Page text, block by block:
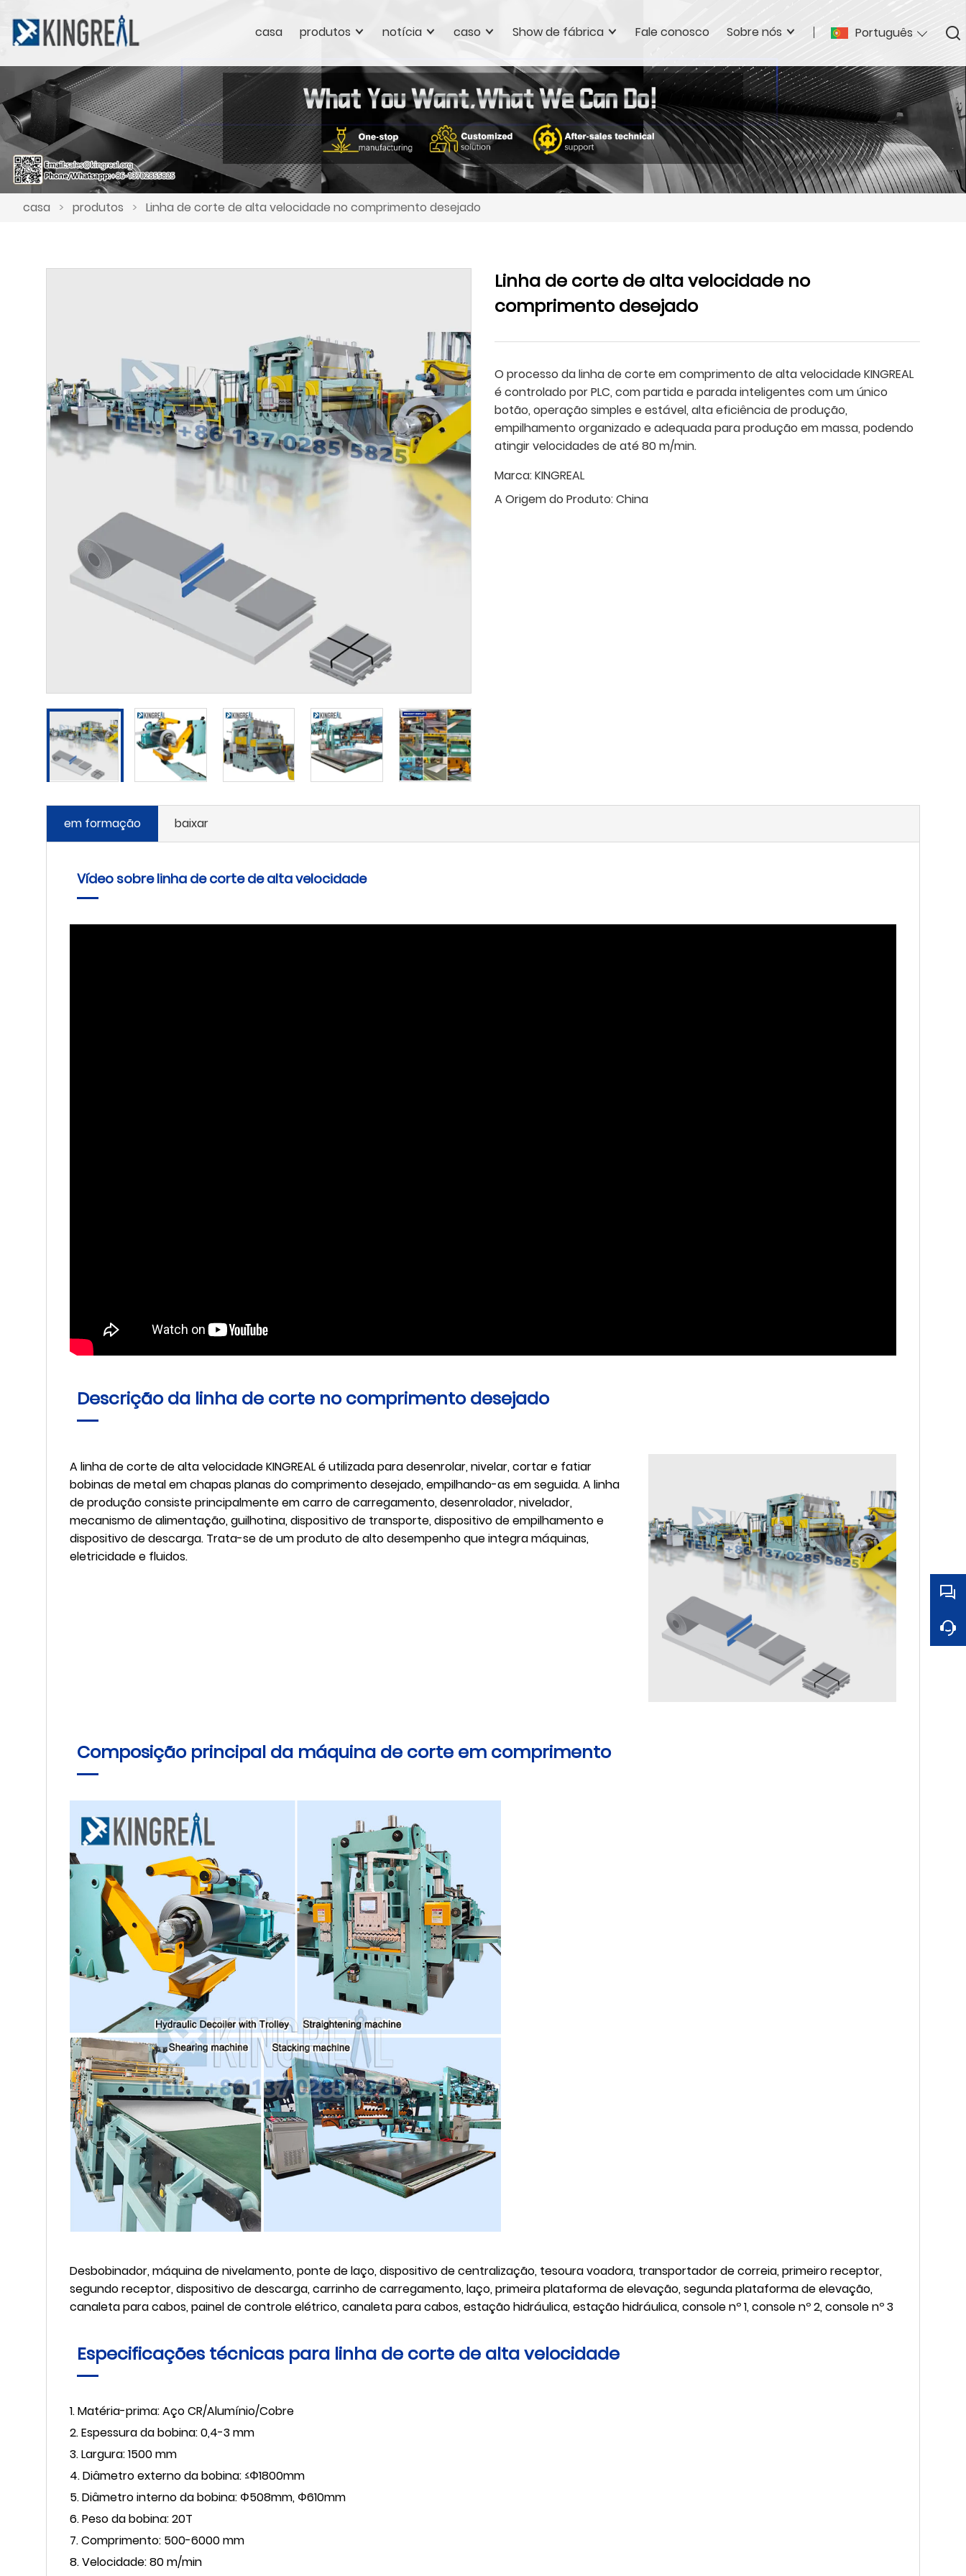
Português
casa produtos notícia caso Show de fábrica Fale conosco Sobre nós
casa > produtos > Linha de corte de alta velocidade no comprimento desejado
Linha de corte de alta velocidade no
comprimento desejado
O processo da linha de corte em comprimento de alta velocidade KINGREAL
é controlado por PLC, com partida e parada inteligentes com um único
botão, operação simples e estável, alta eficiência de produção,
empilhamento organizado e adequada para produção em massa, podendo
atingir velocidades de até 80 m/min.
Marca:KINGREAL
A Origem do Produto:China
em formação baixar
Vídeo sobre linha de corte de alta velocidade
Descrição da linha de corte no comprimento desejado
A linha de corte de alta velocidade KINGREAL é utilizada para desenrolar, nivelar, cortar e fatiar
bobinas de metal em chapas planas do comprimento desejado, empilhando-as em seguida. A linha
de produção consiste principalmente em carro de carregamento, desenrolador, nivelador,
mecanismo de alimentação, guilhotina, dispositivo de transporte, dispositivo de empilhamento e
dispositivo de descarga. Trata-se de um produto de alto desempenho que integra máquinas,
eletricidade e fluidos.
Composição principal da máquina de corte em comprimento
Desbobinador, máquina de nivelamento, ponte de laço, dispositivo de centralização, tesoura voadora, transportador de correia, primeiro receptor,
segundo receptor, dispositivo de descarga, carrinho de carregamento, laço, primeira plataforma de elevação, segunda plataforma de elevação,
canaleta para cabos, painel de controle elétrico, canaleta para cabos, estação hidráulica, estação hidráulica, console nº 1, console nº 2, console nº 3
Especificações técnicas para linha de corte de alta velocidade
1. Matéria-prima: Aço CR/Alumínio/Cobre
2. Espessura da bobina: 0,4-3 mm
3. Largura: 1500 mm
4. Diâmetro externo da bobina: ≤Φ1800mm
5. Diâmetro interno da bobina: Φ508mm, Φ610mm
6. Peso da bobina: 20T
7. Comprimento: 500-6000 mm
8. Velocidade: 80 m/min